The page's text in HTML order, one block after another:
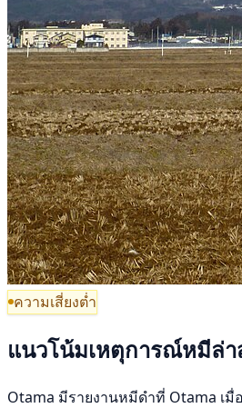
ความเสี่ยงต่ำ
แนวโน้มเหตุการณ์หมีล่
Otama มีรายงานหมีดำที่ Otama เมื่